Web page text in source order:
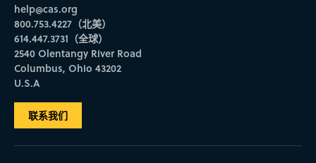
help@cas.org
800.753.4227（北美）
614.447.3731（全球）
2540 Olentangy River Road
Columbus, Ohio 43202
U.S.A
联系我们